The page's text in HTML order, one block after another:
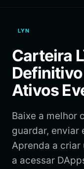
繁體中文
Bahasa Indonesia
ภาษาไทย
Español
Español (Argentina)
LYN
Carteira
Ativos
Baixe a melhor
guardar, enviar
Aprenda a criar
a acessar